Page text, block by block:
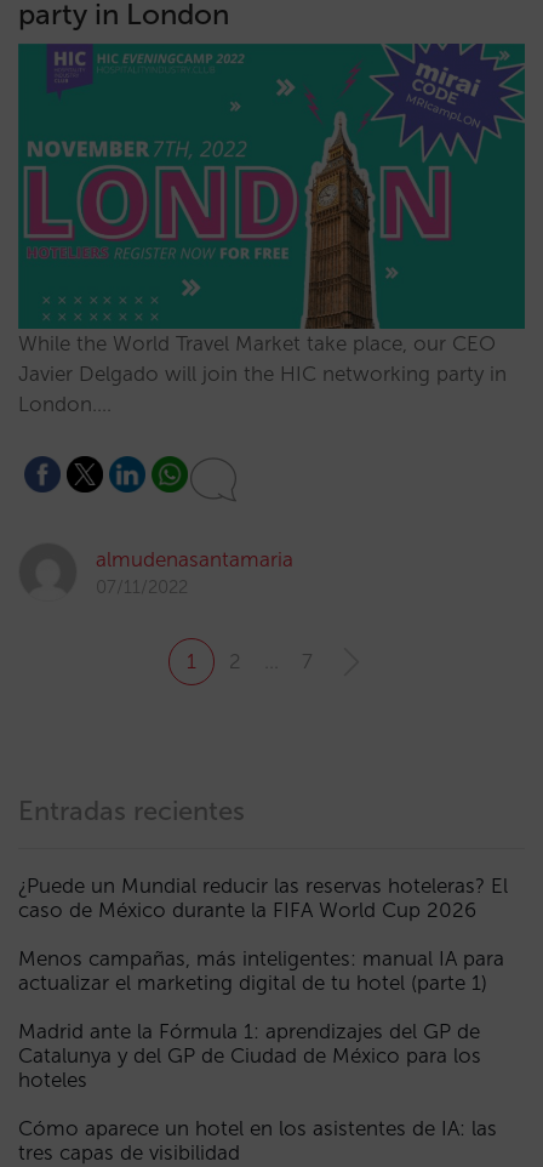
party in London
While the World Travel Market take place, our CEO
Javier Delgado will join the HIC networking party in
London.…
almudenasantamaria
07/11/2022
1 2 7
Entradas recientes
¿Puede un Mundial reducir las reservas hoteleras? El
caso de México durante la FIFA World Cup 2026
Menos campañas, más inteligentes: manual IA para
actualizar el marketing digital de tu hotel (parte 1)
Madrid ante la Fórmula 1: aprendizajes del GP de
Catalunya y del GP de Ciudad de México para los
hoteles
Cómo aparece un hotel en los asistentes de IA: las
tres capas de visibilidad